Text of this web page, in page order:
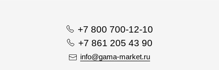
+7 800 700-12-10
+7 861 205 43 90
info@gama-market.ru